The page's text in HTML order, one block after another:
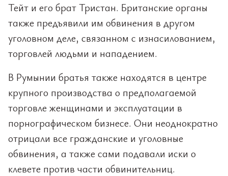
Тейт и его брат Тристан. Британские органы
также предъявили им обвинения в другом
уголовном деле, связанном с изнасилованием,
торговлей людьми и нападением.
В Румынии братья также находятся в центре
крупного производства о предполагаемой
торговле женщинами и эксплуатации в
порнографическом бизнесе. Они неоднократно
отрицали все гражданские и уголовные
обвинения, а также сами подавали иски о
клевете против части обвинительниц.